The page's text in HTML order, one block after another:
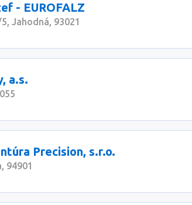
- EUROFALZ
Jahodná, 93021
a.s.
Precision, s.r.o.
94901